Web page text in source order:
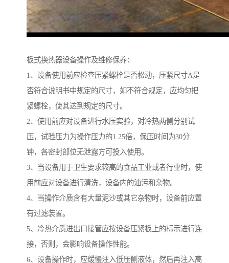
板式换热器设备操作及维修保养：
1、设备使用前应检查压紧螺栓是否松动，压紧尺寸A是
否符合说明书中规定的尺寸，如不符合规定，应均匀把
紧螺栓，使其达到规定的尺寸。
2、使用前应对设备进行水压实验，对冷热两侧分别试
压，试验压力为操作压力的1.25倍，保压时间为30分
钟，各密封部位无泄露方可投入使用。
3、当设备用于卫生要求较高的食品工业或者行业时，使
用前应对设备进行清洗，设备内的油污和杂物。
4、当操作介质含有大量泥沙或其它杂物时，设备前应置
有过滤装置。
5、冷热介质进出口接管应按设备压紧板上的标示进行连
接，否则，会影响设备操作性能。
6、设备操作时，应缓慢注入低压侧液体，然后再注入高